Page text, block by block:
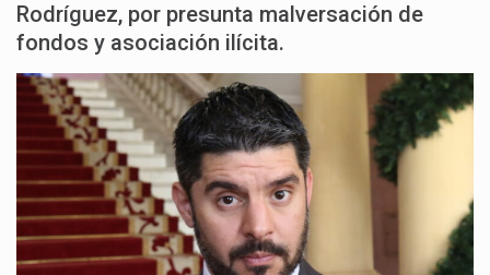
Rodríguez, por presunta malversación de
fondos y asociación ilícita.